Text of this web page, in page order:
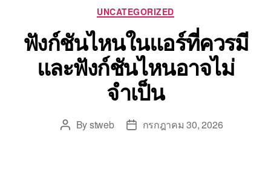
UNCATEGORIZED
ฟังก์ชันไหนในแอร์ที่ควรมี
และฟังก์ชันไหนอาจไม่
จำเป็น
Bystweb กรกฎาคม 30, 2026